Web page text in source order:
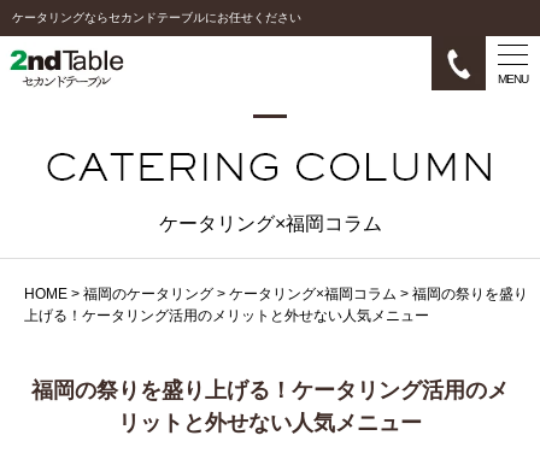
ケータリングならセカンドテーブルにお任せください
MENU
ケータリング×福岡コラム
HOME > 福岡のケータリング > ケータリング×福岡コラム > 福岡の祭りを盛り
上げる！ケータリング活用のメリットと外せない人気メニュー
福岡の祭りを盛り上げる！ケータリング活用のメ
リットと外せない人気メニュー